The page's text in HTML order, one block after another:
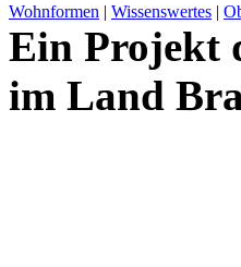
Wohnformen | Wissenswertes |
Ein Projekt
im Land